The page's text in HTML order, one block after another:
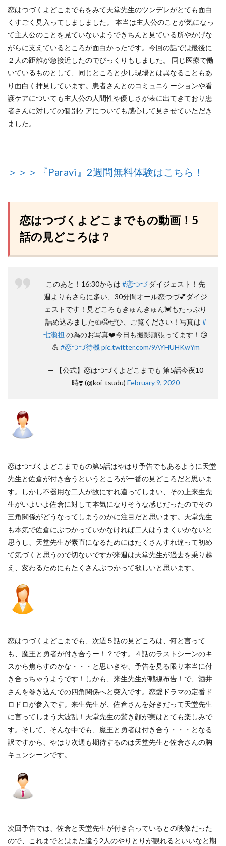
恋はつづくよどこまでもをみて天堂先生のツンデレがとても面白
くすごく見入ってしましました。 本当は主人公のことが気になっ
て主人公のことを見ていないようできちんと見ている所やかげな
がらに支えているところが面白かったです。今回の話では最後に
２人の距離が急接近したのでびっくりもしました。 同じ医療で働
いているものとして、同じところと少し現場とは異なることもあ
り面白く拝見しています。患者さんとのコミュニケーションや看
護ケアについても主人公の人間性や優しさが表に出てきており患
者さんに対しての個別ケアについても感心して見させていただき
ました。
＞＞＞『Paravi』2週間無料体験はこちら！
恋はつづくよどこまでもの動画！5
話の見どころは？
このあと！16:30からは #恋つづダイジェスト！先
週よりもさらに多い、30分間オール恋つづ💕ダイジ
ェストです！見どころもきゅんきゅん💓もたっぷり
詰め込みました👍🤤ぜひ、ご覧ください！写真は #
七瀬担 の為のお写真❤️今日も撮影頑張ってます！😘
💪 #恋つづ待機 pic.twitter.com/9AYHUHKwYm
— 【公式】恋はつづくよどこまでも 第5話今夜10
時❣️ (@koi_tsudu) February 9, 2020
恋はつづくよどこまでもの第5話はやはり予告でもあるように天堂
先生と佐倉が付き合うというところが一番の見どころだと思いま
す。しかし不器用な二人が故にすれ違ってしまい、その上来生先
生がいよいよ佐倉に対して本気になりそうな感じだったのでその
三角関係がどうなってしまうのかに注目だと思います。天堂先生
も本気で佐倉にぶつかっていかなければ二人はうまくいかないと
思うし、天堂先生が素直になるためにはたくさんすれ違って初め
て気づくと思うので切ないですが来週は天堂先生が過去を乗り越
え、変わるためにもたくさんぶつかって欲しいと思います。
恋はつづくよどこまでも、次週５話の見どころは、何と言って
も、魔王と勇者が付き合うー！？です。４話のラストシーンのキ
スから焦らすのかな・・・と思いきや、予告を見る限り本当に付
き合っちゃうようです！しかも、来生先生が戦線布告！で、酒井
さんを巻き込んでの四角関係へと突入です。恋愛ドラマの定番ド
ロドロが参入です。来生先生が、佐倉さんを好きだって天堂先生
に言ってしまう大波乱！天堂先生の驚き顔が実はとても楽しみで
す。そして、そんな中でも、魔王と勇者は付き合う・・・となる
訳ですから、やはり次週も期待するのは天堂先生と佐倉さんの胸
キュンシーンです。
次回予告では、佐倉と天堂先生が付き合っているとの映像だった
ので、これまでとはまた違う2人のやりとりが観れるといいなと期